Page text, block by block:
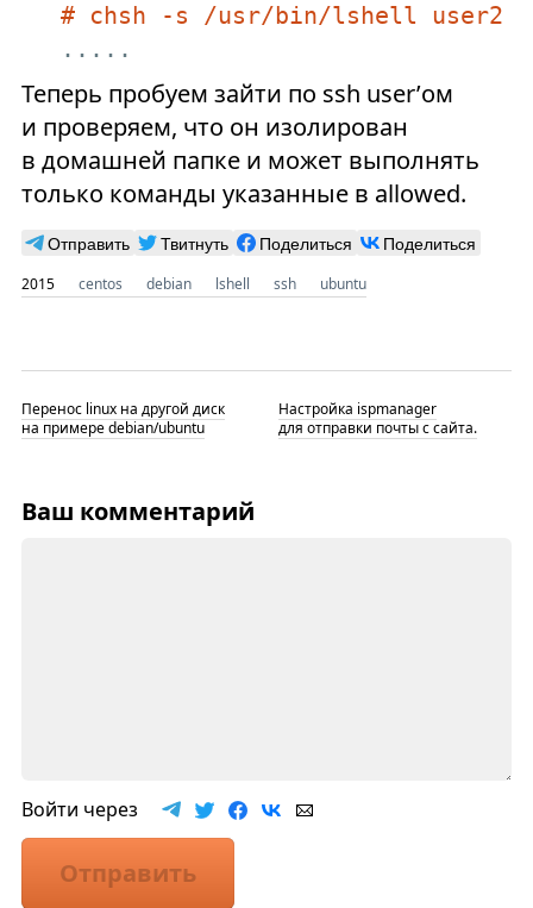
# chsh -s /usr/bin/lshell user2
.....
Теперь пробуем зайти по ssh user’ом
и проверяем, что он изолирован
в домашней папке и может выполнять
только команды указанные в allowed.
Отправить Твитнуть Поделиться Поделиться
2015 centos debian lshell ssh ubuntu
Перенос linux на другой диск
на примере debian/ubuntu
Настройка ispmanager
для отправки почты с сайта.
Ваш комментарий
Войти через
Отправить